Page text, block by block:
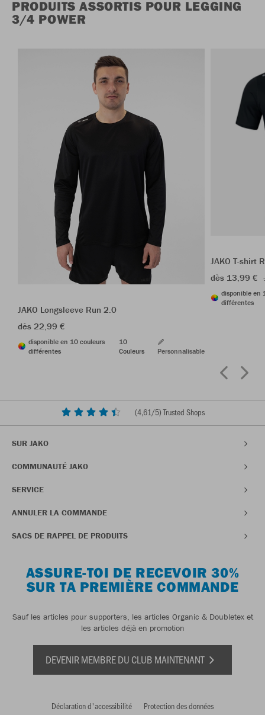
PRODUITS ASSORTIS POUR LEGGING
3/4 POWER
JAKO Longsleeve Run 2.0
dès 22,99 €
disponible en 10 couleurs
différentes
10
Couleurs
Personnalisable
JAKO T-shirt
dès 13,99 €
disponible en
différentes
(4,61/5) Trusted Shops
SUR JAKO
COMMUNAUTÉ JAKO
SERVICE
ANNULER LA COMMANDE
SACS DE RAPPEL DE PRODUITS
ASSURE-TOI DE RECEVOIR 30%
SUR TA PREMIÈRE COMMANDE
Sauf les articles pour supporters, les articles Organic & Doubletex et
les articles déjà en promotion
DEVENIR MEMBRE DU CLUB MAINTENANT
Déclaration d'accessibilité Protection des données